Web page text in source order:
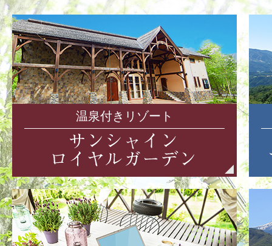
温泉付きリゾート